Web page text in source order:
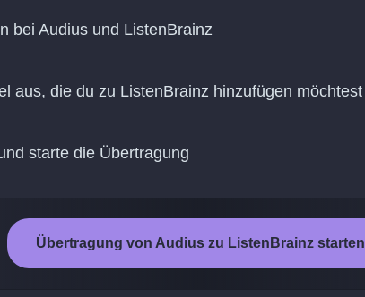
bei Audius und ListenBrainz
aus, die du zu ListenBrainz hinzufügen möchtest
starte die Übertragung
Übertragung von Audius zu ListenBrainz starten